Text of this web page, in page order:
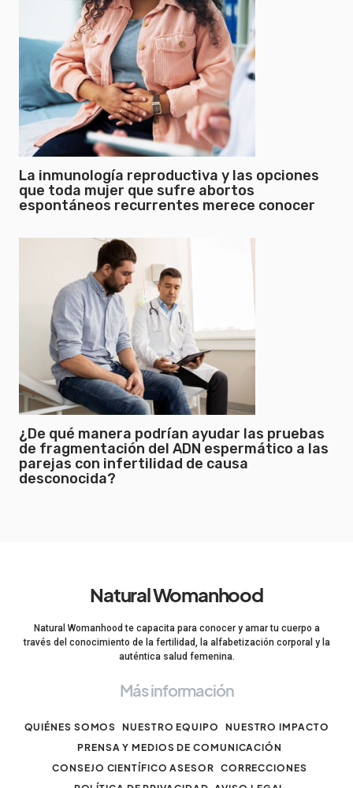
La inmunología reproductiva y las opciones
que toda mujer que sufre abortos
espontáneos recurrentes merece conocer
¿De qué manera podrían ayudar las pruebas
de fragmentación del ADN espermático a las
parejas con infertilidad de causa
desconocida?
Natural Womanhood
Natural Womanhood te capacita para conocer y amar tu cuerpo a
través del conocimiento de la fertilidad, la alfabetización corporal y la
auténtica salud femenina.
Más información
QUIÉNES SOMOS NUESTRO EQUIPO
NUESTRO IMPACTO
PRENSA Y MEDIOS DE COMUNICACIÓN
CONSEJO CIENTÍFICO ASESOR CORRECCIONES